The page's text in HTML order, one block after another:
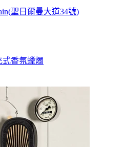
聖日爾曼大道34號)
式香氛蠟燭